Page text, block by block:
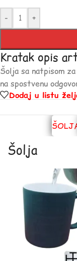
- +
Kratak opis
Šolja sa natpisom
na spostvenu
Dodaj u listu
Šolja